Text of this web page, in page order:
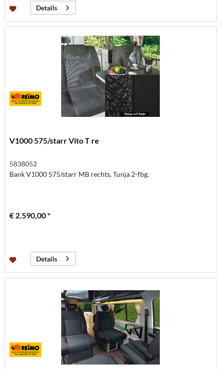
Details
V1000 575/starr Vito T re
5838052
Bank V1000 575/starr MB rechts, Tunja 2-fbg.
€ 2.590,00 *
Details